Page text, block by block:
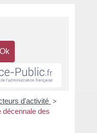
d'activité >
décennale des